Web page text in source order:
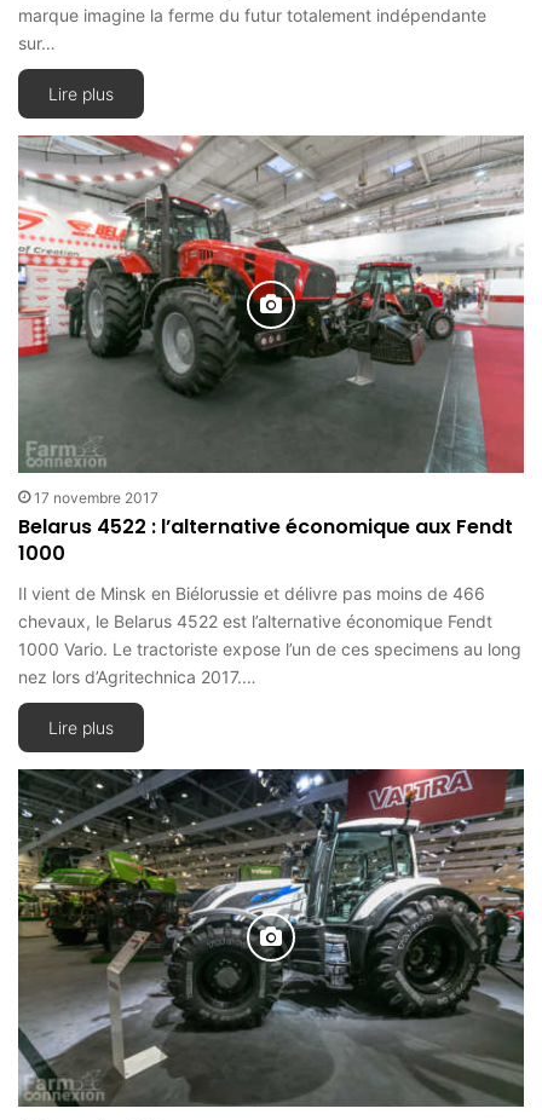
marque imagine la ferme du futur totalement indépendante
sur…
Lire plus
17 novembre 2017
Belarus 4522 : l’alternative économique aux Fendt
1000
Il vient de Minsk en Biélorussie et délivre pas moins de 466
chevaux, le Belarus 4522 est l’alternative économique Fendt
1000 Vario. Le tractoriste expose l’un de ces specimens au long
nez lors d’Agritechnica 2017.…
Lire plus